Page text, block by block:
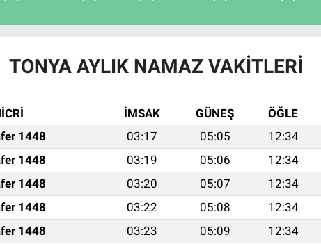
TONYA AYLIK NAMAZ VAKITLERI
İMSAK GÜNEŞ ÖĞLE
1448 03:17 05:05 12:34
1448 03:19 05:06 12:34
1448 03:20 05:07 12:34
1448 03:22 05:08 12:34
1448 03:23 05:09 12:34